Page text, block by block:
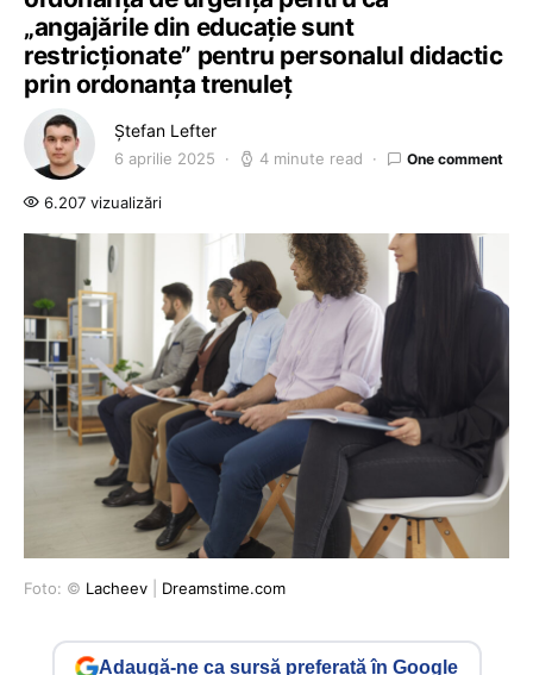
„angajările din educație sunt
restricționate” pentru personalul didactic
prin ordonanța trenuleț
Ștefan Lefter
6 aprilie 2025 4 minute read One comment
6.207 vizualizări
Foto: © Lacheev Dreamstime.com
Adaugă-ne ca sursă preferată în Google